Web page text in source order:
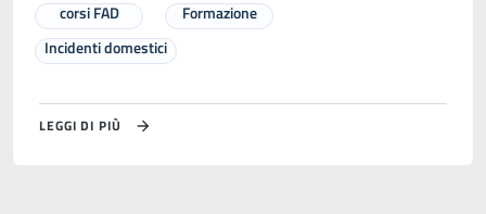
corsi FAD
Formazione
Incidenti domestici
LEGGI DI PIÙ